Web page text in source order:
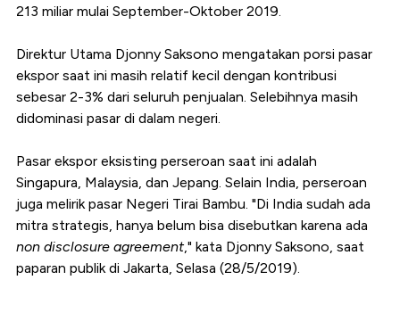
213 miliar mulai September-Oktober 2019.
Direktur Utama Djonny Saksono mengatakan porsi pasar
ekspor saat ini masih relatif kecil dengan kontribusi
sebesar 2-3% dari seluruh penjualan. Selebihnya masih
didominasi pasar di dalam negeri.
Pasar ekspor eksisting perseroan saat ini adalah
Singapura, Malaysia, dan Jepang. Selain India, perseroan
juga melirik pasar Negeri Tirai Bambu. "Di India sudah ada
mitra strategis, hanya belum bisa disebutkan karena ada
non disclosure agreement," kata Djonny Saksono, saat
paparan publik di Jakarta, Selasa (28/5/2019).